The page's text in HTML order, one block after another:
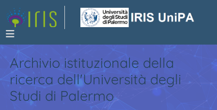
Archivio istituzionale della
ricerca dell'Università degli
Studi di Palermo